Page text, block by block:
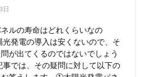
日
ネルの寿命はどれくらいなの
光発電の導入は安くないので、そ
が出てくるのではないでしょう
事では、その疑問に対して以下の